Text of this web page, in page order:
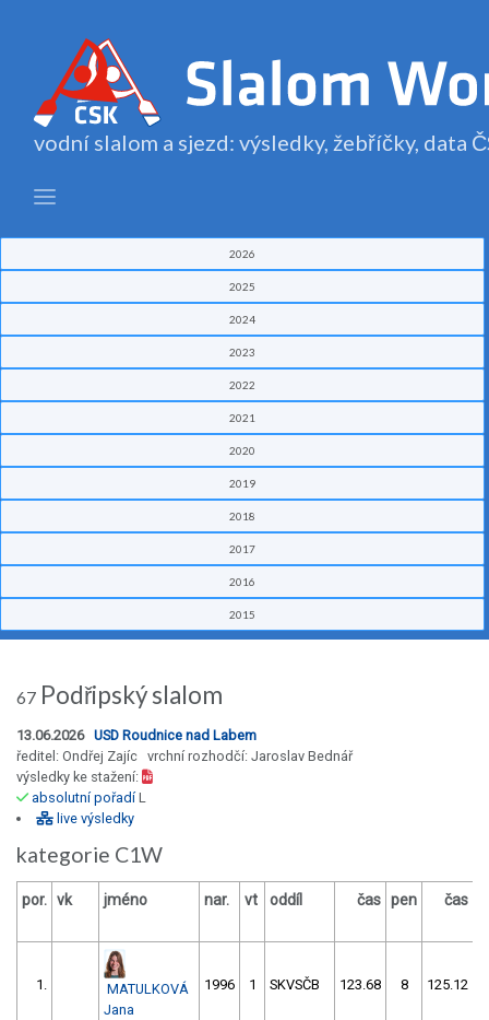
vodní slalom a sjezd: výsledky, žebříčky, data
2026
2025
2024
2023
2022
2021
2020
2019
2018
2017
2016
2015
67 Podřipský slalom
13.06.2026 USD Roudnice nad Labem
ředitel: Ondřej Zajíc vrchní rozhodčí: Jaroslav Bednář
výsledky ke stažení:
absolutní pořadíL
live výsledky
kategorie C1W
por. vk jméno nar. vt oddíl čas pen čas
1.
MATULKOVÁ
Jana
1996 1 SKVSČB 123.68 8 125.12